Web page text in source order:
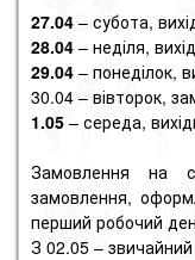
27.04 – субота,
28.04 – неділя,
29.04 – понеділок,
30.04 – вівторок,
1.05 – середа,
Замовлення на
замовлення,
перший робочий
З 02.05 –